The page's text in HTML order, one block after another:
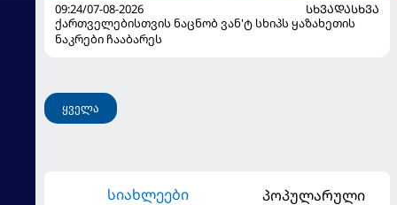
09:24/07-08-2026
ᲡᲮᲕᲐᲓᲐᲡᲮᲕᲐ
ქართველებისთვის ნაცნობ ვან'ტ სხიპს ყაზახეთის
ნაკრები ჩააბარეს
ყველა
სიახლეები პოპულარული